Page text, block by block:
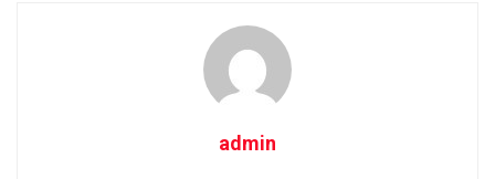
admin